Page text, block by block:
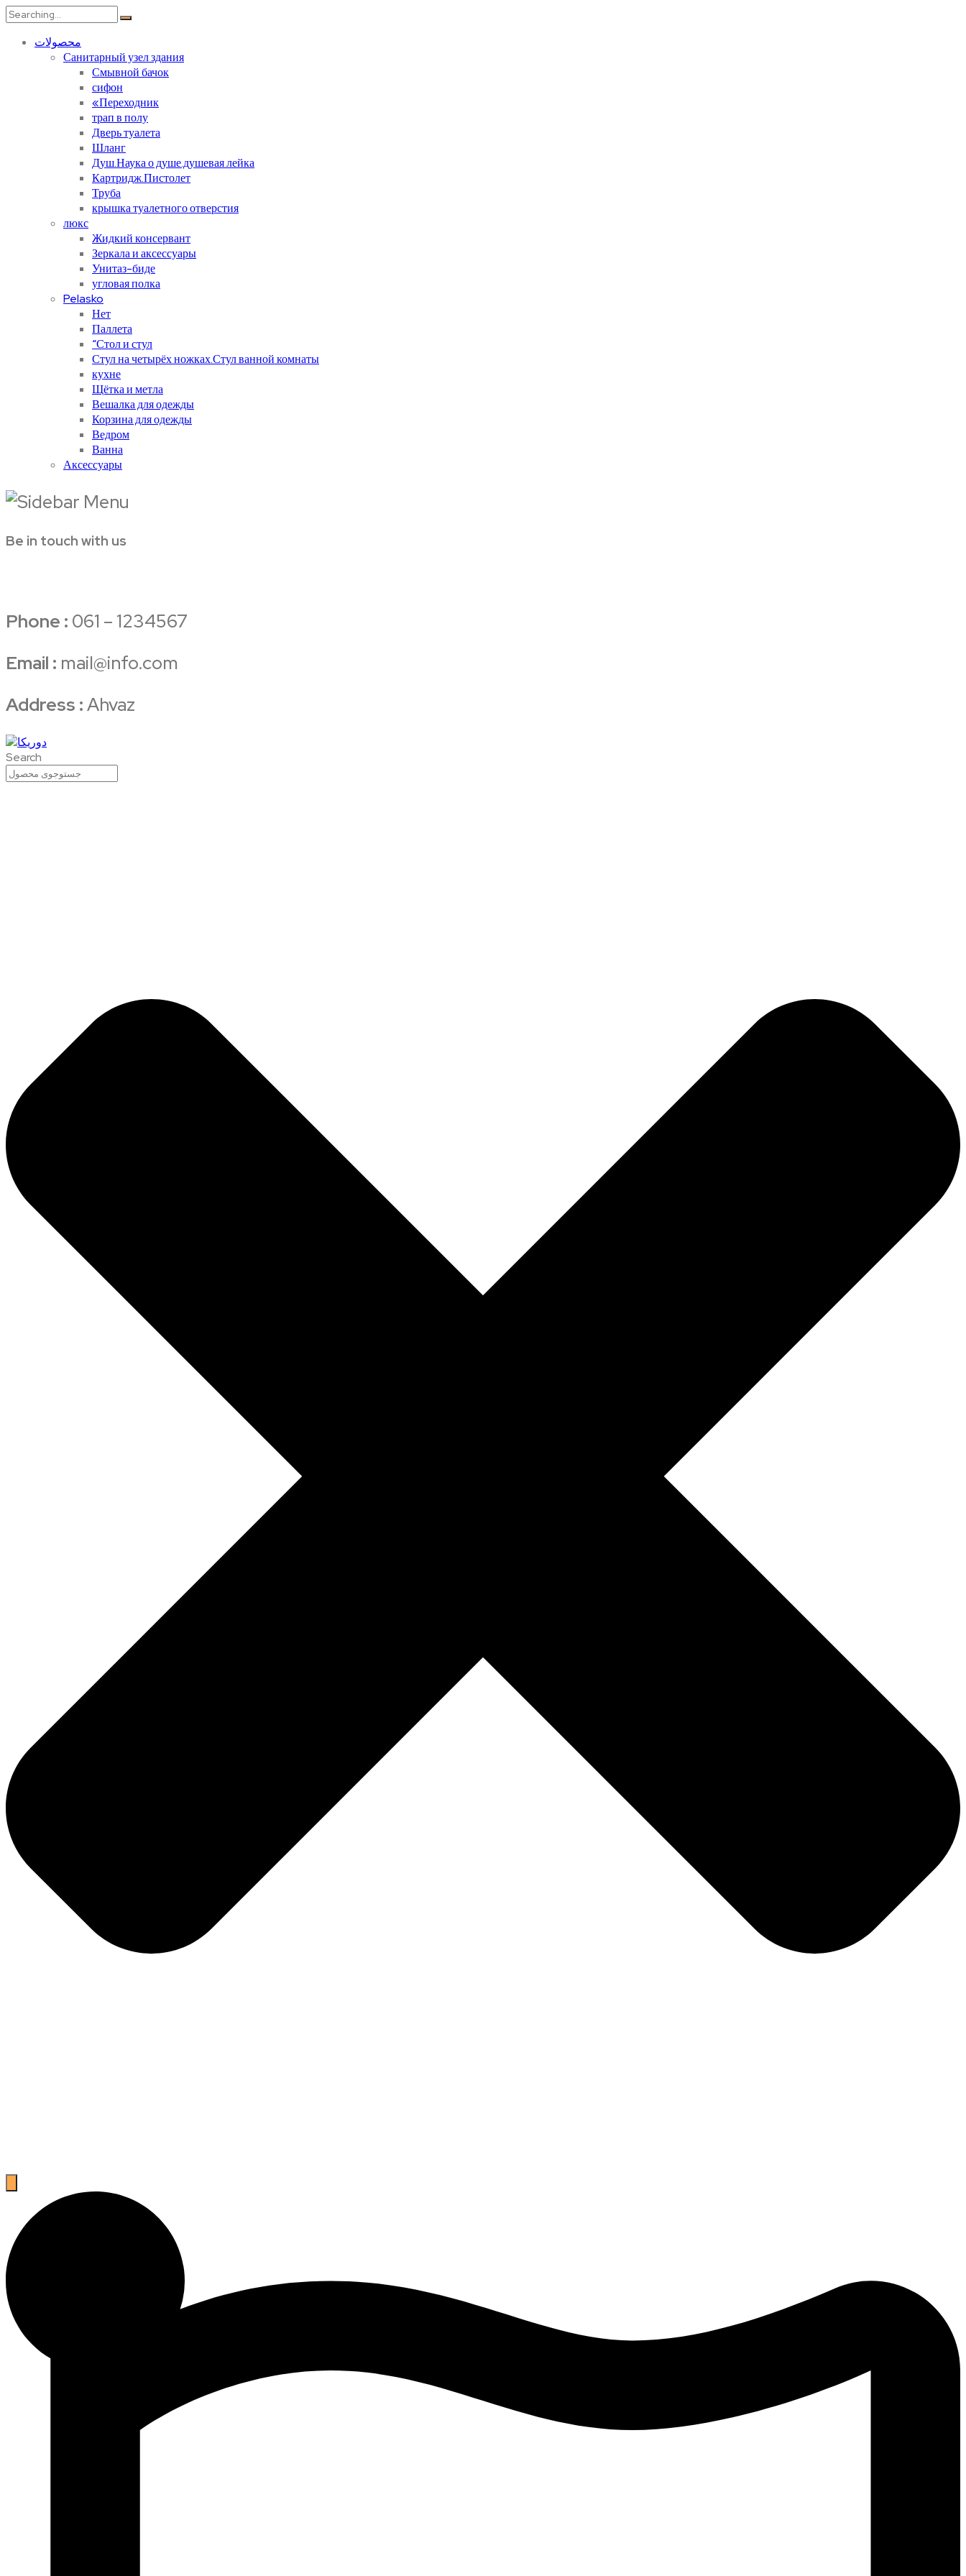
Search
for:
محصولات
Санитарный узел здания
Смывной бачок
сифон
«Переходник
трап в полу
Дверь туалета
Шланг
Душ.Наука о душе.душевая лейка
Картридж.Пистолет
Труба
крышка туалетного отверстия
люкс
Жидкий консервант
Зеркала и аксессуары
Унитаз-биде
угловая полка
Pelasko
Нет
Паллета
“Стол и стул
Стул на четырёх ножках.Стул ванной комнаты
кухне
Щётка и метла
Вешалка для одежды
Корзина для одежды
Ведром
Ванна
Аксессуары
Be in touch with us
Phone : 061 – 1234567
Email : mail@info.com
Address :Ahvaz
Search